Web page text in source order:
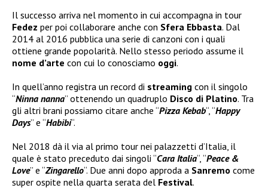
Il successo arriva nel momento in cui accompagna in tour
Fedez per poi collaborare anche con Sfera Ebbasta. Dal
2014 al 2016 pubblica una serie di canzoni con i quali
ottiene grande popolarità. Nello stesso periodo assume il
nome d’arte con cui lo conosciamo oggi.
In quell’anno registra un record di streaming con il singolo
“Ninna nanna” ottenendo un quadruplo Disco di Platino. Tra
gli altri brani possiamo citare anche “Pizza Kebab“, “Happy
Days” e “Habibi“.
Nel 2018 dà il via al primo tour nei palazzetti d’Italia, il
quale è stato preceduto dai singoli “Cara Italia“, “Peace &
Love” e “Zingarello“. Due anni dopo approda a Sanremo come
super ospite nella quarta serata del Festival.